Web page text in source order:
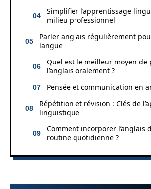
Simplifier l’apprentissage
milieu professionnel
Parler anglais régulièrement
langue
Quel est le meilleur moyen de
l’anglais oralement ?
Pensée et communication en
Répétition et révision : Clés de
linguistique
Comment incorporer l’anglais
routine quotidienne ?